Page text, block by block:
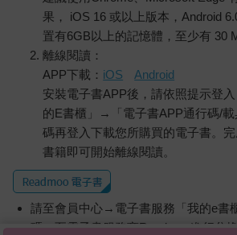
果， iOS 16 或以上版本，Android
置有6GB以上的記憶體，至少有 30
離線閱讀：
APP下載： iOS
Android
安裝電子書APP後，請依照提示登
的E書櫃」→「電子書APP通行碼/載
碼再登入下載您所購買的電子書。完
書籍即可開始離線閱讀。
請至會員中心→電子書服務「我的e書
碼』至電子書服務商Readmoo進行兌換